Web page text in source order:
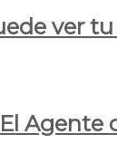
ver
Agente